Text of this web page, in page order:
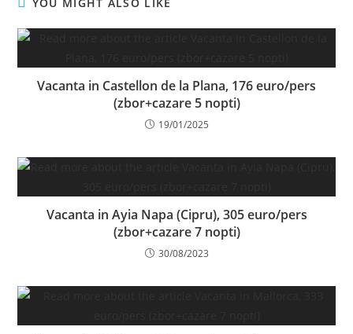
Vacanta in Castellon de la Plana, 176 euro/pers
(zbor+cazare 5 nopti)
19/01/2025
Vacanta in Ayia Napa (Cipru), 305 euro/pers
(zbor+cazare 7 nopti)
30/08/2023